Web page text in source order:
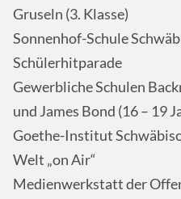
Gruseln (3. Klasse)
Sonnenhof-Schule
Schülerhitparade
Gewerbliche Schulen
und James Bond (16 – 19
Goethe-Institut
Welt „on Air“
Medienwerkstatt der